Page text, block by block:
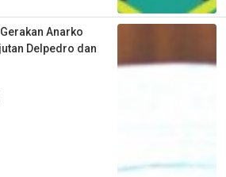
Anarko
Delpedro dan